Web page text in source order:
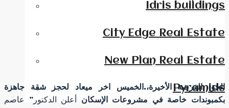
Idris buildings
City Edge Real Estate
New Plan Real Estate
Pyramids
الحق الفرصة الأخيرة،.الخميس اخر ميعاد لحجز شقة جاهزة
بكمبوندات خاصة في مشروعات الإسكان أعلن الدكتور” عاصم